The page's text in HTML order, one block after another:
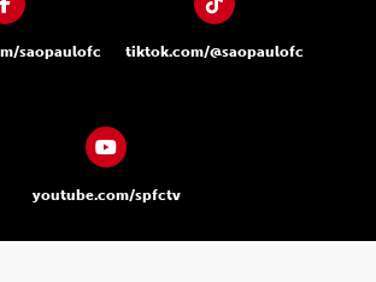
saopaulofc tiktok.com/@saopaulofc
youtube.com/spfctv